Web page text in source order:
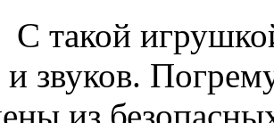
С такой
и звуков.